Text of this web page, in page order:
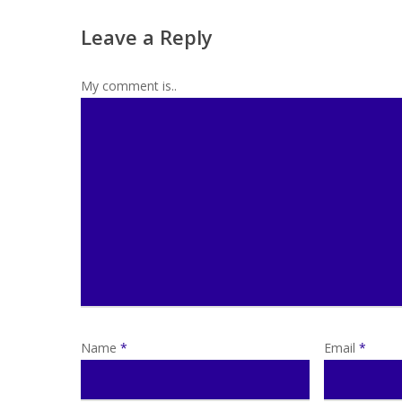
Leave a Reply
My comment is..
Name * Email*